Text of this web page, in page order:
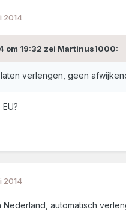
2014
om 19:32 zei Martinus1000:
verlengen, geen
2014
automatisch